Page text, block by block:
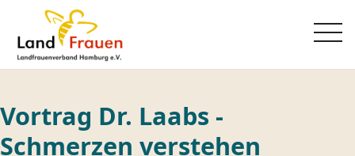
Vortrag Dr. Laabs -
Schmerzen verstehen